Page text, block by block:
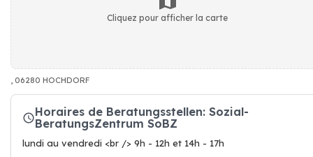
Cliquez pour afficher la carte
, 06280 HOCHDORF
Horaires de Beratungsstellen: Sozial-
BeratungsZentrum SoBZ
lundi au vendredi <br /> 9h - 12h et 14h - 17h